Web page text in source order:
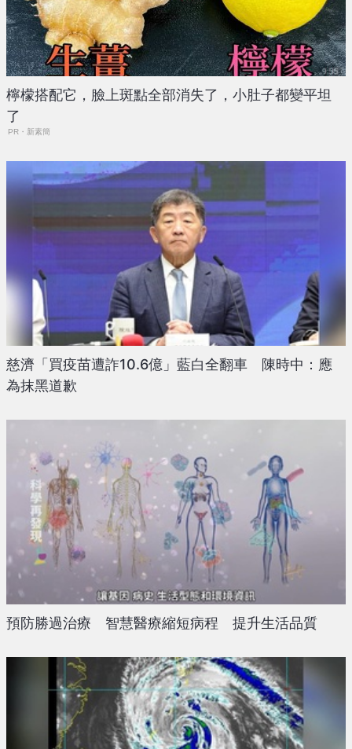
檸檬搭配它，臉上斑點全部消失了，小肚子都變平坦
了
PR・新素簡
慈濟「買疫苗遭詐10.6億」藍白全翻車 陳時中：應
為抹黑道歉
預防勝過治療 智慧醫療縮短病程 提升生活品質